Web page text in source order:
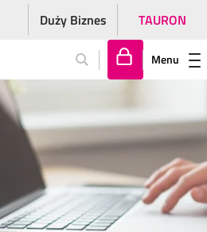
Duży Biznes TAURON
lo
gu
j
si
Menu